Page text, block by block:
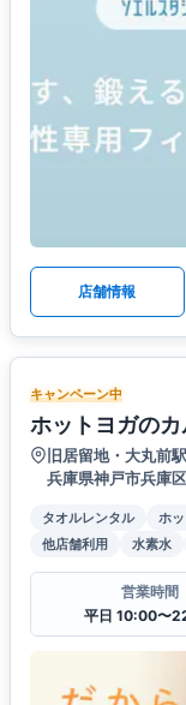
店舗情報
キャンペーン中
ホットヨガの
旧居留地・大丸前
兵庫県神戸市兵庫
タオルレンタル ホ
他店舗利用
水素水
営業時間
平日 10:00〜